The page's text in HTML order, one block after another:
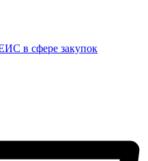
в сфере закупок